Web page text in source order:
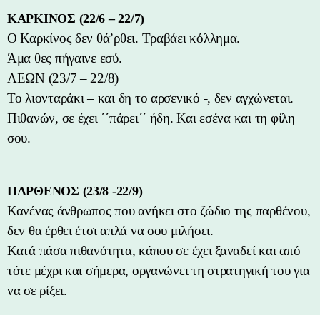
ΚΑΡΚΙΝΟΣ (22/6 – 22/7)
Ο Καρκίνος δεν θά’ρθει. Τραβάει κόλλημα.
Άμα θες πήγαινε εσύ.
ΛΕΩΝ (23/7 – 22/8)
Το λιονταράκι – και δη το αρσενικό -, δεν αγχώνεται.
Πιθανών, σε έχει ΄΄πάρει΄΄ ήδη. Και εσένα και τη φίλη
σου.
ΠΑΡΘΕΝΟΣ (23/8 -22/9)
Κανένας άνθρωπος που ανήκει στο ζώδιο της παρθένου,
δεν θα έρθει έτσι απλά να σου μιλήσει.
Κατά πάσα πιθανότητα, κάπου σε έχει ξαναδεί και από
τότε μέχρι και σήμερα, οργανώνει τη στρατηγική του για
να σε ρίξει.